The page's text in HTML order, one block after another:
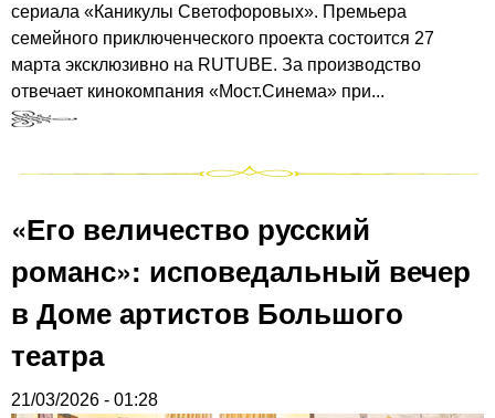
сериала «Каникулы Светофоровых». Премьера
семейного приключенческого проекта состоится 27
марта эксклюзивно на RUTUBE. За производство
отвечает кинокомпания «Мост.Синема» при...
«Его величество русский
романс»: исповедальный вечер
в Доме артистов Большого
театра
21/03/2026 - 01:28